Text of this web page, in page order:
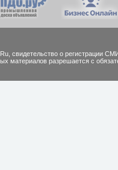
cвидетельство о регистрации
материалов разрешается с